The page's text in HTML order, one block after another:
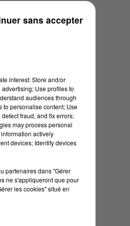
interest: Store and/or
Use profiles to
audiences through
to personalise content; Use
fraud, and fix errors;
may process personal
actively
devices; Identify devices
partenaires dans "Gérer
ne s'appliqueront que pour
les cookies" situé en
sans accepter